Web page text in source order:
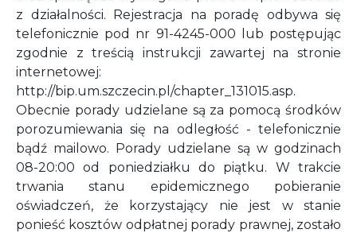
z działalności. Rejestracja na poradę odbywa się
telefonicznie pod nr 91-4245-000 lub postępując
zgodnie z treścią instrukcji zawartej na stronie
internetowej:
http://bip.um.szczecin.pl/chapter_131015.asp.
Obecnie porady udzielane są za pomocą środków
porozumiewania się na odległość - telefonicznie
bądź mailowo. Porady udzielane są w godzinach
08-20:00 od poniedziałku do piątku. W trakcie
trwania stanu epidemicznego pobieranie
oświadczeń, że korzystający nie jest w stanie
ponieść kosztów odpłatnej porady prawnej, zostało